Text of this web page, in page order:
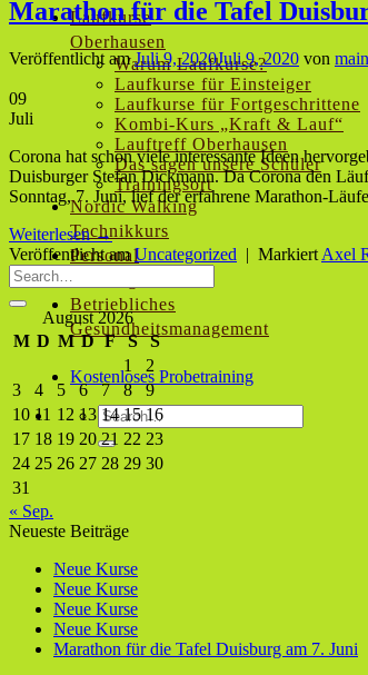
Laufkurse
Oberhausen
Warum Laufkurse?
Laufkurse für Einsteiger
Laufkurse für Fortgeschrittene
Kombi-Kurs „Kraft & Lauf“
Lauftreff Oberhausen
Das sagen unsere Schüler
Trainingsort
Nordic Walking
Technikkurs
Personal
Training
Betriebliches
Gesundheitsmanagement
Kostenloses Probetraining
Marathon für die Tafel
Veröffentlicht amJuli 9, 2020Juli 9, 2020 von
09
Juli
Corona hat schon viele interessante Ideen
Duisburger Stefan Dickmann. Da Corona den
Sonntag, 7. Juni, lief der erfahrene Marathon-
Weiterlesen→
Veröffentlicht amUncategorized | Markiert Axel
August 2026
M D M D F S
S
1
2
3
4 5 6 7 8
9
10 11 12 13 14 15 16
17 18 19 20 21 22 23
24 25 26 27 28 29 30
31
« Sep.
Neueste Beiträge
Neue Kurse
Neue Kurse
Neue Kurse
Neue Kurse
Marathon für die Tafel Duisburg am 7. Juni